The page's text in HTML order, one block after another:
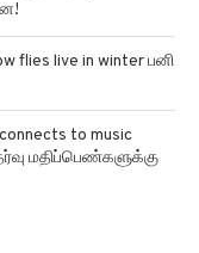
flies live in winter பனி
to music
மதிப்பெண்களுக்கு